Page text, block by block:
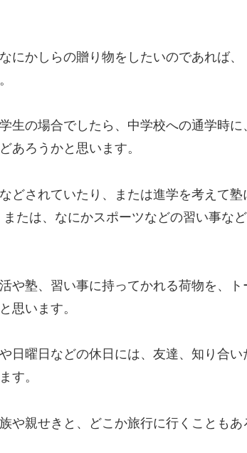
にかしらの贈り物をしたいのであれば
生の場合でしたら、中学校への通学時
あろうかと思います。
どされていたり、または進学を考えて
たは、なにかスポーツなどの習い事な
や塾、習い事に持ってかれる荷物を、
思います。
日曜日などの休日には、友達、知り合
す。
や親せきと、どこか旅行に行くことも